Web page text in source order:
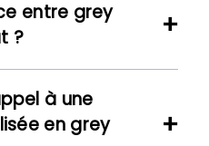
entre grey
?
à une
en grey